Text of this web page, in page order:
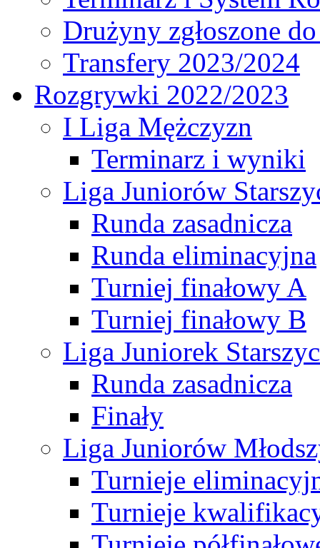
Drużyny zgłoszone
Transfery 2023/2024
Rozgrywki 2022/2023
I Liga Mężczyzn
Terminarz i wyniki
Liga Juniorów
Runda zasadnicza
Runda eliminacyjna
Turniej finałowy A
Turniej finałowy B
Liga Juniorek
Runda zasadnicza
Finały
Liga Juniorów
Turnieje
Turnieje